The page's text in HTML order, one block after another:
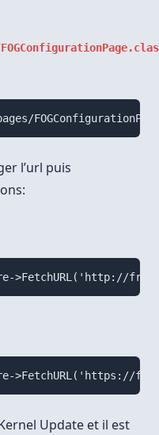
l’url puis
>FetchURL('http://
>FetchURL('https://
Update et il est